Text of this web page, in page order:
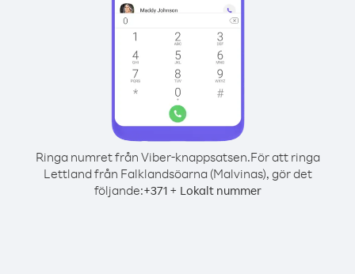
Ringa numret från Viber-knappsatsen.För att ringa
Lettland från Falklandsöarna (Malvinas), gör det
följande:+371+ Lokalt nummer